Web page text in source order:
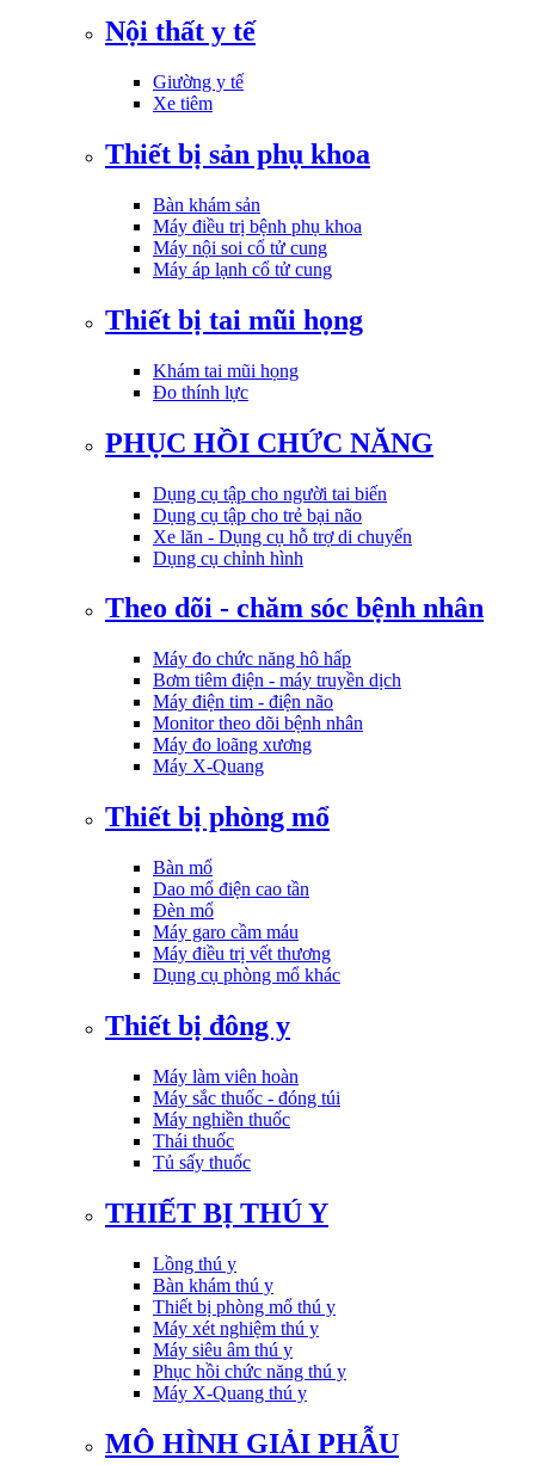
Nội thất y tế
Giường y tế
Xe tiêm
Thiết bị sản phụ khoa
Bàn khám sản
Máy điều trị bệnh phụ khoa
Máy nội soi cổ tử cung
Máy áp lạnh cổ tử cung
Thiết bị tai mũi họng
Khám tai mũi họng
Đo thính lực
PHỤC HỒI CHỨC NĂNG
Dụng cụ tập cho người tai biến
Dụng cụ tập cho trẻ bại não
Xe lăn - Dụng cụ hỗ trợ di chuyển
Dụng cụ chỉnh hình
Theo dõi - chăm sóc bệnh nhân
Máy đo chức năng hô hấp
Bơm tiêm điện - máy truyền dịch
Máy điện tim - điện não
Monitor theo dõi bệnh nhân
Máy đo loãng xương
Máy X-Quang
Thiết bị phòng mổ
Bàn mổ
Dao mổ điện cao tần
Đèn mổ
Máy garo cầm máu
Máy điều trị vết thương
Dụng cụ phòng mổ khác
Thiết bị đông y
Máy làm viên hoàn
Máy sắc thuốc - đóng túi
Máy nghiền thuốc
Thái thuốc
Tủ sấy thuốc
THIẾT BỊ THÚ Y
Lồng thú y
Bàn khám thú y
Thiết bị phòng mổ thú y
Máy xét nghiệm thú y
Máy siêu âm thú y
Phục hồi chức năng thú y
Máy X-Quang thú y
MÔ HÌNH GIẢI PHẪU